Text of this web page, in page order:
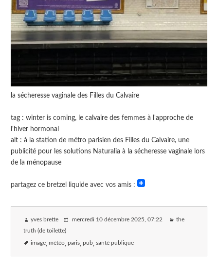
la sécheresse vaginale des Filles du Calvaire
tag : winter is coming, le calvaire des femmes à l'approche de
l'hiver hormonal
alt : à la station de métro parisien des Filles du Calvaire, une
publicité pour les solutions Naturalia à la sécheresse vaginale lors
de la ménopause
partagez ce bretzel liquide avec vos amis :
yves brette mercredi 10 décembre 2025, 07:22 the
truth (de toilette)
image météo paris pub santé publique